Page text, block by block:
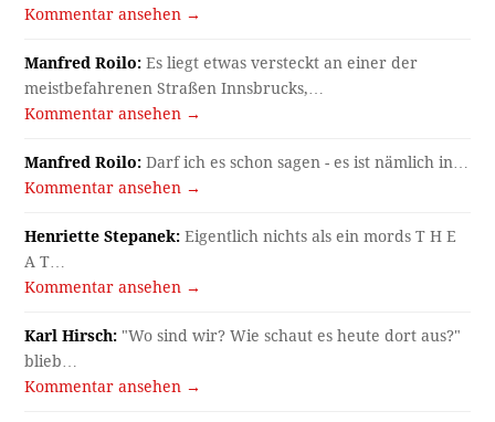
Kommentar ansehen →
Manfred Roilo: Es liegt etwas versteckt an einer der
meistbefahrenen Straßen Innsbrucks,…
Kommentar ansehen →
Manfred Roilo: Darf ich es schon sagen - es ist nämlich in…
Kommentar ansehen →
Henriette Stepanek: Eigentlich nichts als ein mords T H E
A T…
Kommentar ansehen →
Karl Hirsch: "Wo sind wir? Wie schaut es heute dort aus?"
blieb…
Kommentar ansehen →